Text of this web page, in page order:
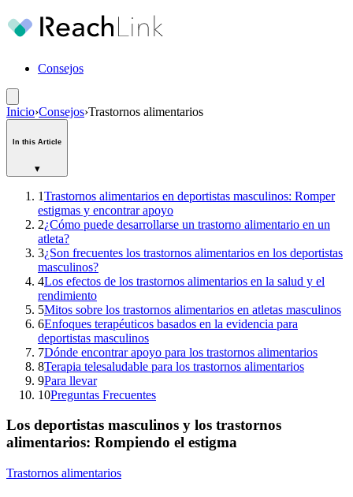
Consejos
Inicio›Consejos›Trastornos alimentarios
In this Article
▾
1Trastornos alimentarios en deportistas masculinos: Romper
estigmas y encontrar apoyo
2¿Cómo puede desarrollarse un trastorno alimentario en un
atleta?
3¿Son frecuentes los trastornos alimentarios en los deportistas
masculinos?
4Los efectos de los trastornos alimentarios en la salud y el
rendimiento
5Mitos sobre los trastornos alimentarios en atletas masculinos
6Enfoques terapéuticos basados en la evidencia para
deportistas masculinos
7Dónde encontrar apoyo para los trastornos alimentarios
8Terapia telesaludable para los trastornos alimentarios
9Para llevar
10Preguntas Frecuentes
Los deportistas masculinos y los trastornos
alimentarios: Rompiendo el estigma
Trastornos alimentarios